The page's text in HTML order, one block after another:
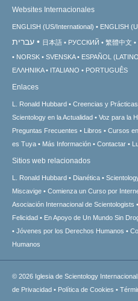
Websites Internacionales
ENGLISH (US/International) ENGLISH
עברית 日本語 РУССКИЙ 繁體中文
NORSK
SVENSKA ESPAÑOL
ΕΛΛΗΝΙΚA
ITALIANO PORTUGUÊS
Enlaces
L. Ronald Hubbard Creencias y
Scientology en la Actualidad
Voz para la
Preguntas Frecuentes
Libros Cursos
es Tuya
Más Información Contactar
Sitios web relacionados
L. Ronald Hubbard Dianética
Miscavige
Comienza un Curso por
Asociación Internacional de Scientologists
Felicidad
En Apoyo de Un Mundo Sin
Jóvenes por los Derechos Humanos
Humanos
© 2026 Iglesia de Scientology Internacional.
de Privacidad • Política de Cookies •